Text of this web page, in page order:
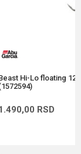
Hi-Lo floating
RSD